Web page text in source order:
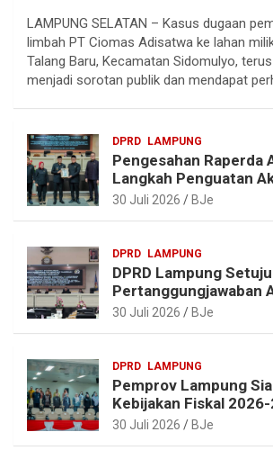
l
e
g
m
c
e
b
k
n
t
e
s
t
a
t
s
p
LAMPUNG SELATAN – Kasus dugaan
limbah PT Ciomas Adisatwa ke lahan
Talang Baru, Kecamatan Sidomulyo,
menjadi sorotan publik dan mendapat
DPRD LAMPUNG
Pengesahan Raperda
Langkah Penguatan
dan Pembangunan
30 Juli 2026 BJe
DPRD LAMPUNG
DPRD Lampung
Pertanggungjawaban
Beri Sejumlah
30 Juli 2026 BJe
DPRD LAMPUNG
Pemprov Lampung
Kebijakan Fiskal
Realistis dan
30 Juli 2026 BJe